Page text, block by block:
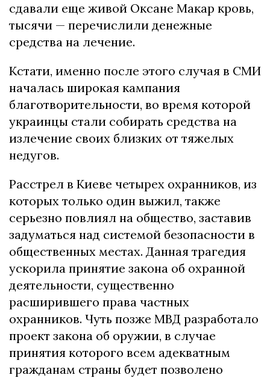
сдавали еще живой Оксане Макар кровь,
тысячи — перечислили денежные
средства на лечение.
Кстати, именно после этого случая в СМИ
началась широкая кампания
благотворительности, во время которой
украинцы стали собирать средства на
излечение своих близких от тяжелых
недугов.
Расстрел в Киеве четырех охранников, из
которых только один выжил, также
серьезно повлиял на общество, заставив
задуматься над системой безопасности в
общественных местах. Данная трагедия
ускорила принятие закона об охранной
деятельности, существенно
расширившего права частных
охранников. Чуть позже МВД разработало
проект закона об оружии, в случае
принятия которого всем адекватным
гражданам страны будет позволено